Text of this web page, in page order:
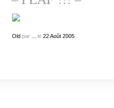
Oldpar le 22 Août 2005